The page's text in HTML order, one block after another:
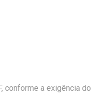
conforme a exigência do